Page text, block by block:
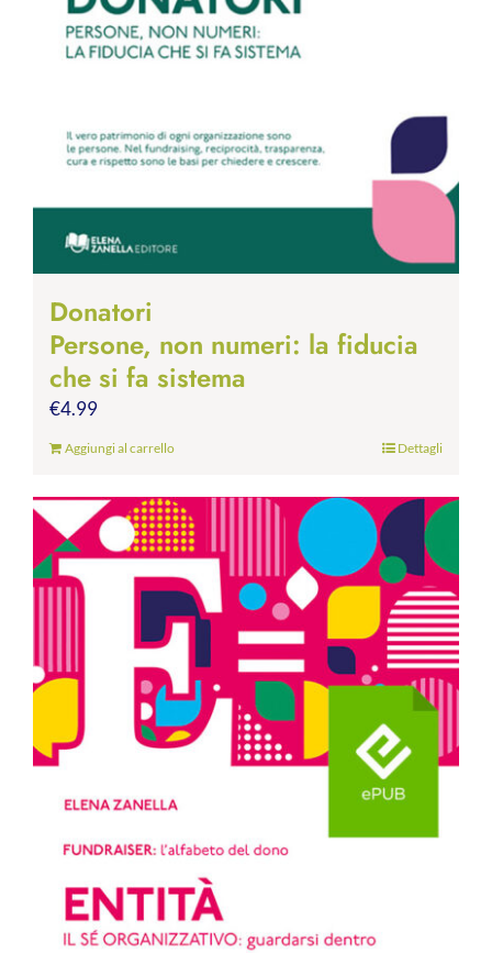
Donatori
Persone, non numeri: la fiducia
che si fa sistema
€4.99
Aggiungi al carrello Dettagli